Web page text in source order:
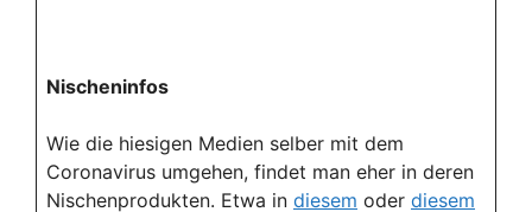
Nischeninfos
Wie die hiesigen Medien selber mit dem
Coronavirus umgehen, findet man eher in deren
Nischenprodukten. Etwa in diesem oder diesem